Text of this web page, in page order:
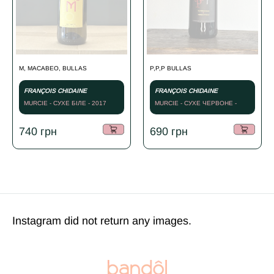
M, MACABEO, BULLAS
FRANÇOIS CHIDAINE
MURCIE - СУХЕ БІЛЕ - 2017
740 грн
P,P,P BULLAS
FRANÇOIS CHIDAINE
MURCIE - СУХЕ ЧЕРВОНЕ -
2015
690 грн
Instagram did not return any images.